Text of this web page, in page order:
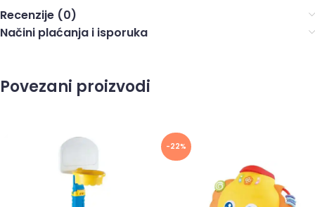
Recenzije (0)
Načini plaćanja i isporuka
Povezani proizvodi
-22%